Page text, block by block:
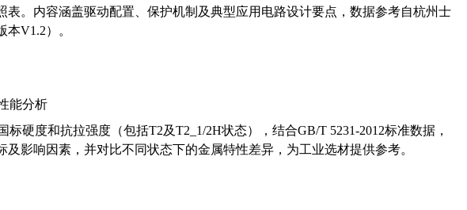
表。内容涵盖驱动配置、保护机制及典型应用电路设计要点，数据参考自杭州士
V1.2）。
能分析
标硬度和抗拉强度（包括T2及T2_1/2H状态），结合GB/T 5231-2012标准数据，
及影响因素，并对比不同状态下的金属特性差异，为工业选材提供参考。